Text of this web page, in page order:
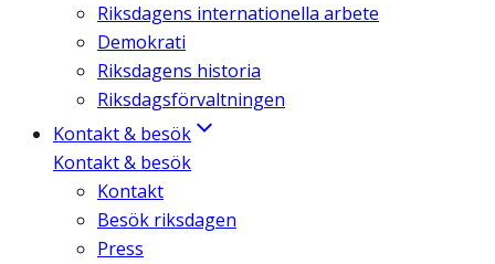
Riksdagens internationella arbete
Demokrati
Riksdagens historia
Riksdagsförvaltningen
Kontakt & besök
Kontakt & besök
Kontakt
Besök riksdagen
Press